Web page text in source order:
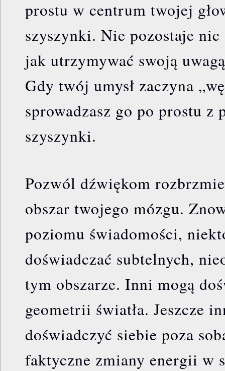
prostu w centrum twojej
szyszynki. Nie pozostaje
jak utrzymywać swoją
Gdy twój umysł zaczyna
sprowadzasz go po prostu z
szyszynki.
Pozwól dźwiękom
obszar twojego mózgu.
poziomu świadomości,
doświadczać subtelnych,
tym obszarze. Inni mogą
geometrii światła. Jeszcze
doświadczyć siebie poza
faktyczne zmiany energii w